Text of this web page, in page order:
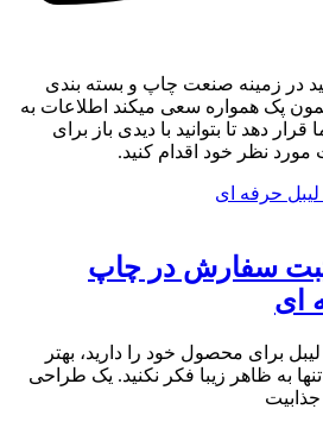
در زمینه صنعت چاپ و بسته بندی
پک همواره سعی میکند اطلاعات به
دهد تا بتوانید با دیدی باز برای
نظر خود اقدام کنید.
ثبت سفارش در چاپ
ای
برای محصول خود را دارید، بهتر
به ظاهر زیبا فکر نکنید. یک طراحی
جذابیت